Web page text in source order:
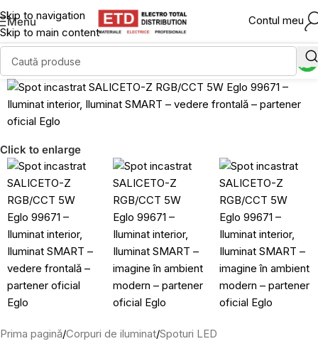
Skip to navigation
Skip to main content
Menu Contul meu
Click to enlarge
Prima pagină/Corpuri de iluminat/Spoturi LED